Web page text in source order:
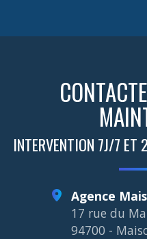
INTERVENTION 7J/7
Agence
17 rue du
94700 -